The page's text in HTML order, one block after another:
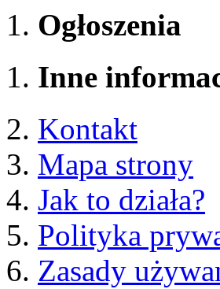
Ogłoszenia
Inne
Kontakt
Mapa strony
Jak to działa?
Polityka
Zasady